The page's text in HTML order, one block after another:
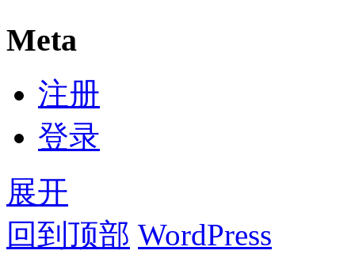
Meta
注册
登录
展开
回到顶部 WordPress